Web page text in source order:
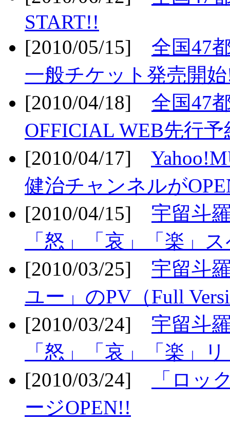
START!!
[2010/05/15] 全国47
一般チケット発売開
[2010/04/18] 全国47
OFFICIAL WEB先行
[2010/04/17]
健治チャンネルが
[2010/04/15] 宇留斗
「怒」「哀」「楽」
[2010/03/25] 宇留斗
ユー」のPV（Full
[2010/03/24] 宇留斗
「怒」「哀」「楽」
[2010/03/24]
「ロッ
ージOPEN!!